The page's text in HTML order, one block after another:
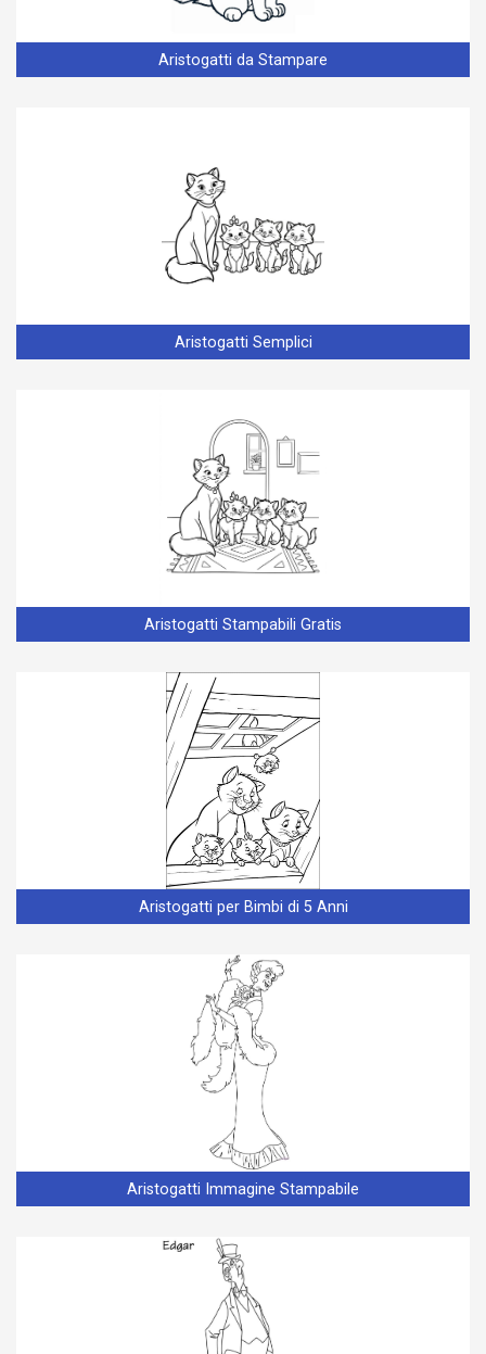
Aristogatti da Stampare
Aristogatti Semplici
Aristogatti Stampabili Gratis
Aristogatti per Bimbi di 5 Anni
Aristogatti Immagine Stampabile